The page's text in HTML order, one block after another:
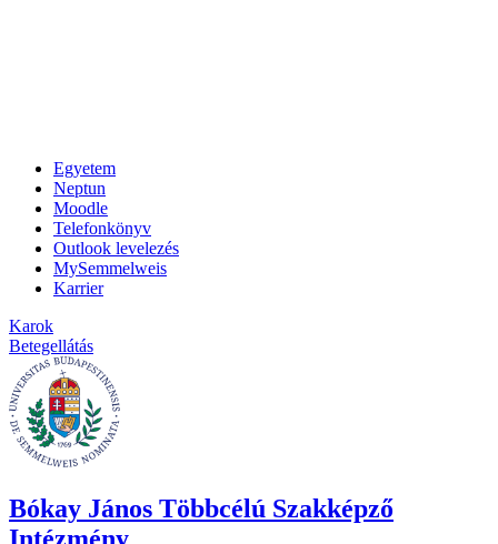
Egyetem
Neptun
Moodle
Telefonkönyv
Outlook levelezés
MySemmelweis
Karrier
Karok
Betegellátás
Bókay János Többcélú Szakképző